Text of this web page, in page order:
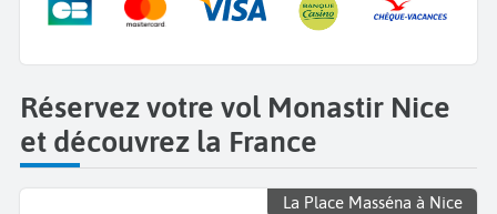
Réservez votre vol Monastir Nice
et découvrez la France
La Place Masséna à Nice